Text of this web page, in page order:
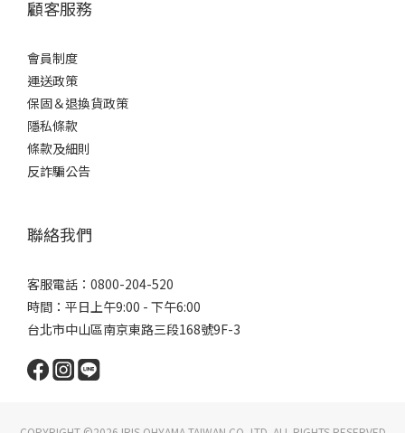
顧客服務
會員制度
運送政策
保固＆退換貨政策
隱私條款
條款及細則
反詐騙公告
聯絡我們
客服電話：0800-204-520
時間：平日上午9:00 - 下午6:00
台北市中山區南京東路三段168號9F-3